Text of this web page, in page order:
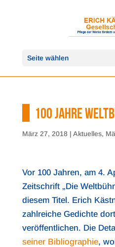
Seite wählen
100 JAHRE
März 27, 2018| Aktuelles,
Vor 100 Jahren, am 4.
Zeitschrift „Die
diesem Titel. Erich
zahlreiche Gedichte
veröffentlichen. Die
seiner Bibliographie,